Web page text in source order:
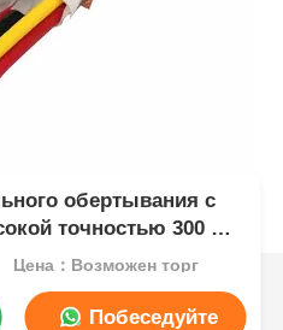
обертывания с
точностью 300 ‰
Цена：Возможен торг
Побеседуйте